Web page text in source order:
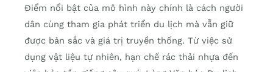
Điểm nổi bật của mô hình này chính là cách người
dân cùng tham gia phát triển du lịch mà vẫn giữ
được bản sắc và giá trị truyền thống. Từ việc sử
dụng vật liệu tự nhiên, hạn chế rác thải nhựa đến